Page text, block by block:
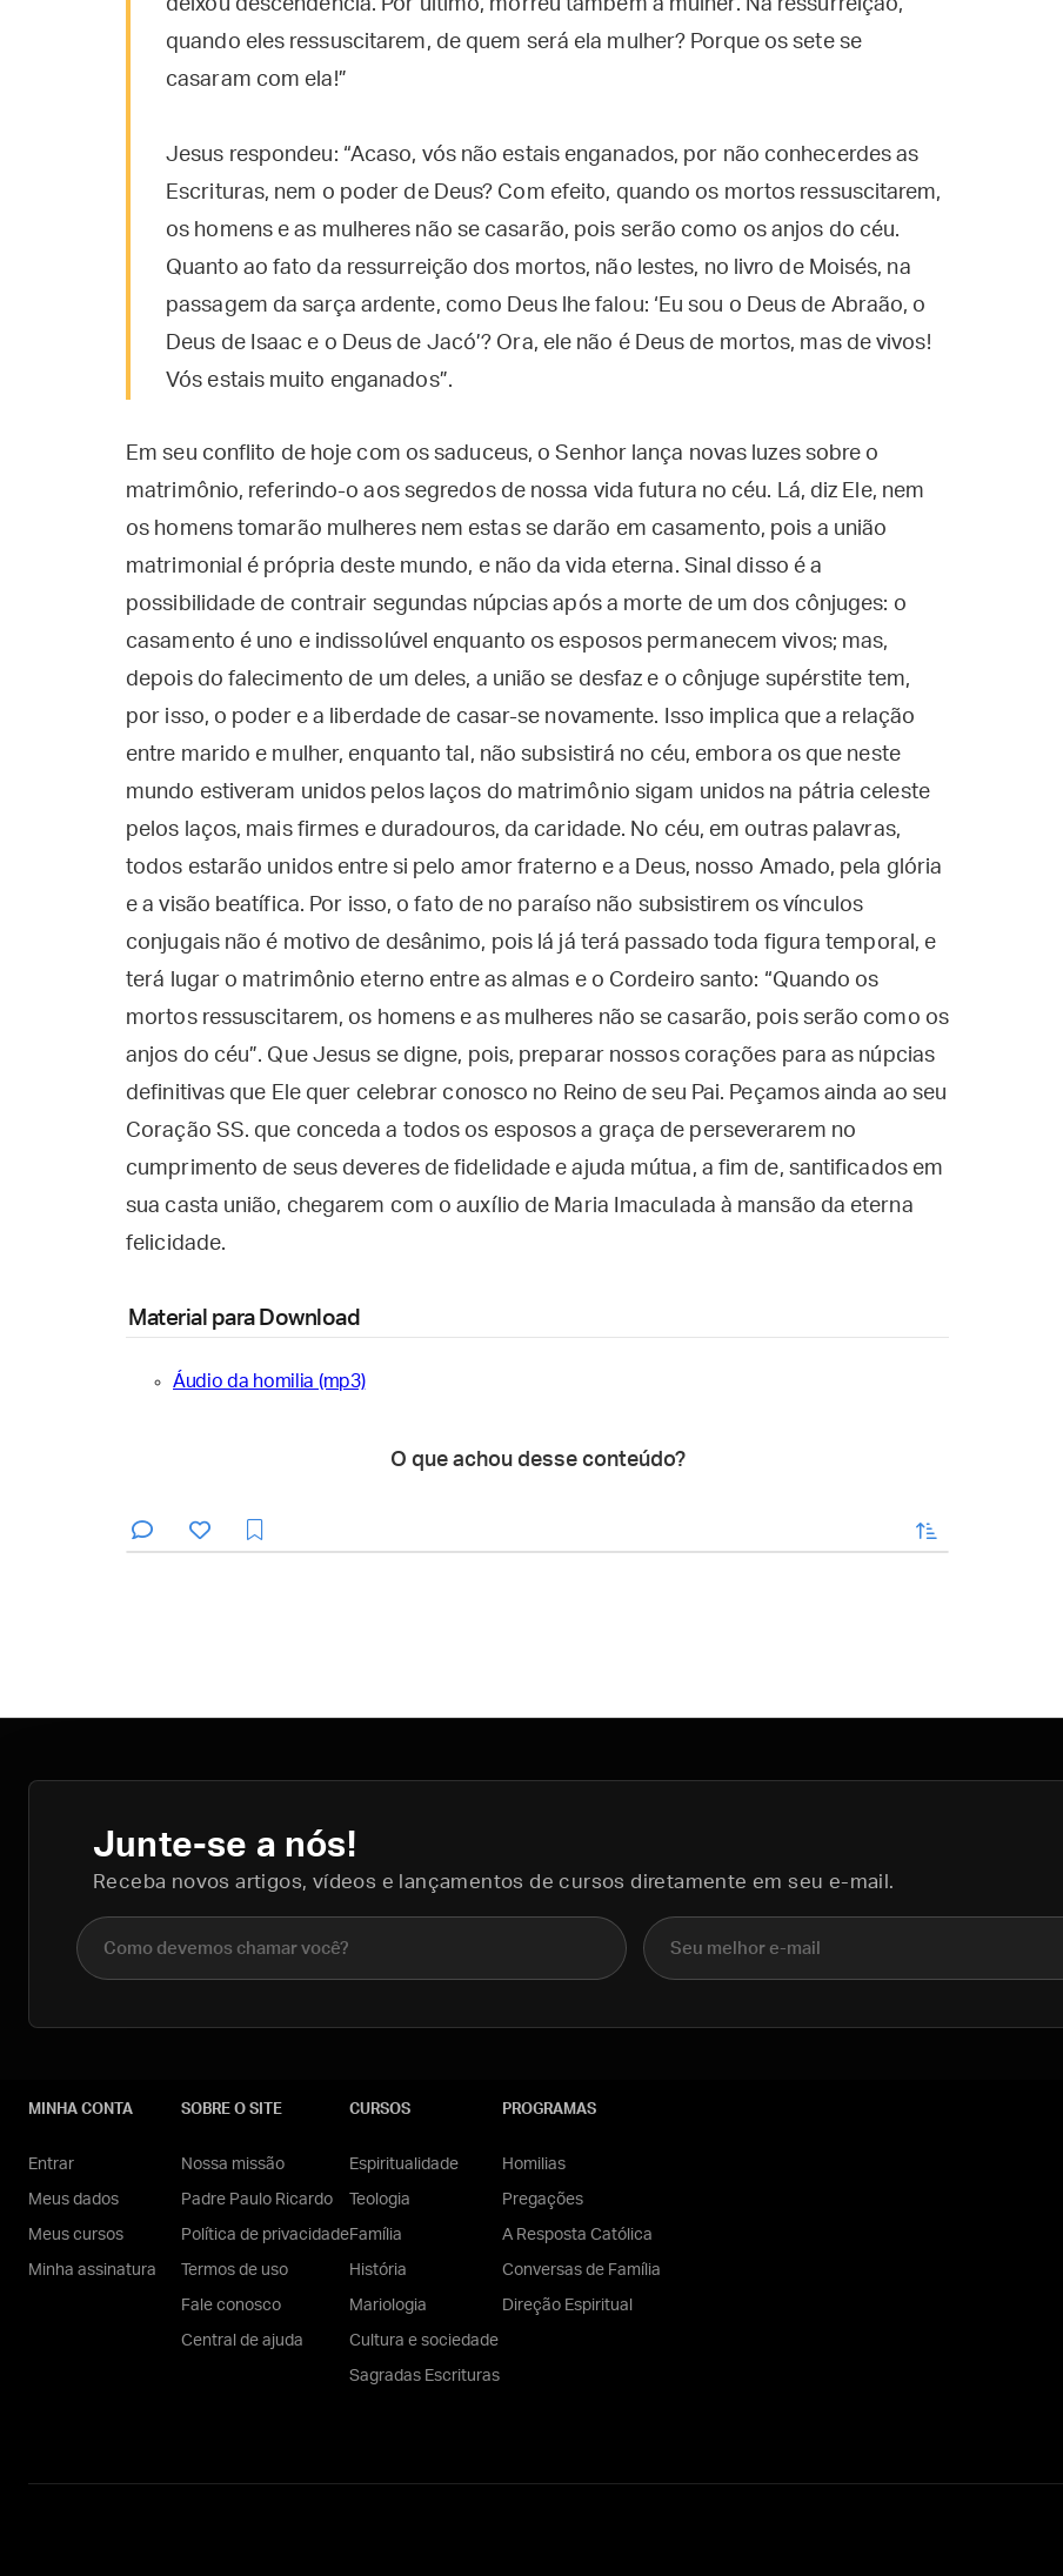
deixou descendência. Por último, morreu também a mulher. Na ressurreição,
quando eles ressuscitarem, de quem será ela mulher? Porque os sete se
casaram com ela!”
Jesus respondeu: “Acaso, vós não estais enganados, por não conhecerdes as
Escrituras, nem o poder de Deus? Com efeito, quando os mortos ressuscitarem,
os homens e as mulheres não se casarão, pois serão como os anjos do céu.
Quanto ao fato da ressurreição dos mortos, não lestes, no livro de Moisés, na
passagem da sarça ardente, como Deus lhe falou: ‘Eu sou o Deus de Abraão, o
Deus de Isaac e o Deus de Jacó’? Ora, ele não é Deus de mortos, mas de vivos!
Vós estais muito enganados”.
Em seu conflito de hoje com os saduceus, o Senhor lança novas luzes sobre o
matrimônio, referindo-o aos segredos de nossa vida futura no céu. Lá, diz Ele, nem
os homens tomarão mulheres nem estas se darão em casamento, pois a união
matrimonial é própria deste mundo, e não da vida eterna. Sinal disso é a
possibilidade de contrair segundas núpcias após a morte de um dos cônjuges: o
casamento é uno e indissolúvel enquanto os esposos permanecem vivos; mas,
depois do falecimento de um deles, a união se desfaz e o cônjuge supérstite tem,
por isso, o poder e a liberdade de casar-se novamente. Isso implica que a relação
entre marido e mulher, enquanto tal, não subsistirá no céu, embora os que neste
mundo estiveram unidos pelos laços do matrimônio sigam unidos na pátria celeste
pelos laços, mais firmes e duradouros, da caridade. No céu, em outras palavras,
todos estarão unidos entre si pelo amor fraterno e a Deus, nosso Amado, pela glória
e a visão beatífica. Por isso, o fato de no paraíso não subsistirem os vínculos
conjugais não é motivo de desânimo, pois lá já terá passado toda figura temporal, e
terá lugar o matrimônio eterno entre as almas e o Cordeiro santo: “Quando os
mortos ressuscitarem, os homens e as mulheres não se casarão, pois serão como os
anjos do céu”. Que Jesus se digne, pois, preparar nossos corações para as núpcias
definitivas que Ele quer celebrar conosco no Reino de seu Pai. Peçamos ainda ao seu
Coração SS. que conceda a todos os esposos a graça de perseverarem no
cumprimento de seus deveres de fidelidade e ajuda mútua, a fim de, santificados em
sua casta união, chegarem com o auxílio de Maria Imaculada à mansão da eterna
felicidade.
Material para Download
Áudio da homilia (mp3)
O que achou desse conteúdo?
enviar
Junte-se a nós!
Receba novos artigos, vídeos e lançamentos de cursos diretamente em seu e-mail.
Nome completo E-mail
MINHA CONTA
Entrar
Meus dados
Meus cursos
Minha assinatura
SOBRE O SITE
Nossa missão
Padre Paulo Ricardo
Política de privacidade
Termos de uso
Fale conosco
Central de ajuda
CURSOS
Espiritualidade
Teologia
Família
História
Mariologia
Cultura e sociedade
Sagradas Escrituras
PROGRAMAS
Homilias
Pregações
A Resposta Católica
Conversas de Família
Direção Espiritual